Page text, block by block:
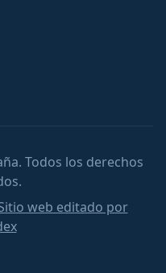
Todos los derechos
web editado por